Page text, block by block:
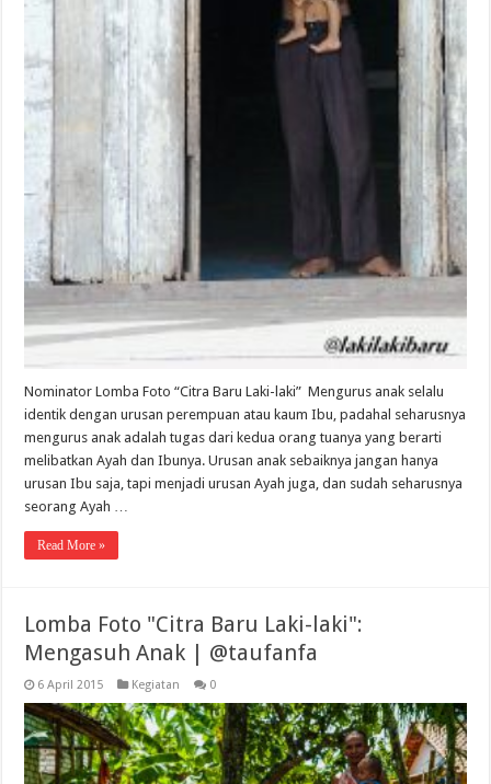
Nominator Lomba Foto “Citra Baru Laki-laki” Mengurus anak selalu
identik dengan urusan perempuan atau kaum Ibu, padahal seharusnya
mengurus anak adalah tugas dari kedua orang tuanya yang berarti
melibatkan Ayah dan Ibunya. Urusan anak sebaiknya jangan hanya
urusan Ibu saja, tapi menjadi urusan Ayah juga, dan sudah seharusnya
seorang Ayah …
Read More »
Lomba Foto "Citra Baru Laki-laki":
Mengasuh Anak | @taufanfa
6 April 2015 Kegiatan 0